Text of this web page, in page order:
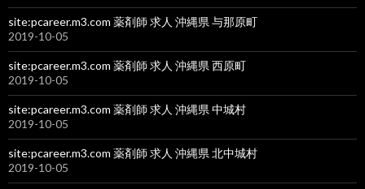
site:pcareer.m3.com 薬剤師 求人 沖縄県 与那原町
2019-10-05
site:pcareer.m3.com 薬剤師 求人 沖縄県 西原町
2019-10-05
site:pcareer.m3.com 薬剤師 求人 沖縄県 中城村
2019-10-05
site:pcareer.m3.com 薬剤師 求人 沖縄県 北中城村
2019-10-05